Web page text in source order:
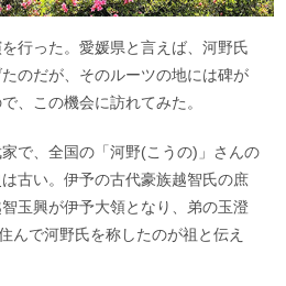
行った。愛媛県と言えば、河野氏
のだが、そのルーツの地には碑が
、この機会に訪れてみた。
で、全国の「河野(こうの)」さんの
古い。伊予の古代豪族越智氏の庶
玉興が伊予大領となり、弟の玉澄
んで河野氏を称したのが祖と伝え